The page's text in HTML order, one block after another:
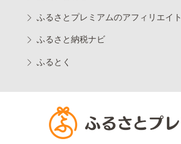
ふるさとプレミアムのアフィリエイト
ふるさと納税ナビ
ふるとく